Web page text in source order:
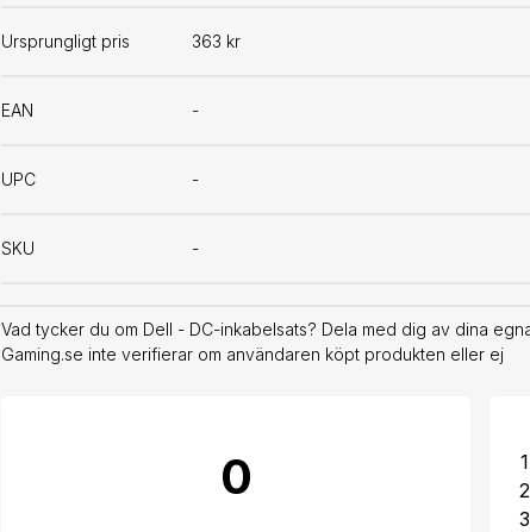
Ursprungligt pris 363 kr
EAN -
UPC -
SKU -
Vad tycker du om Dell - DC-inkabelsats? Dela med dig av dina
Gaming.se inte verifierar om användaren köpt produkten eller ej
0 1
2
3